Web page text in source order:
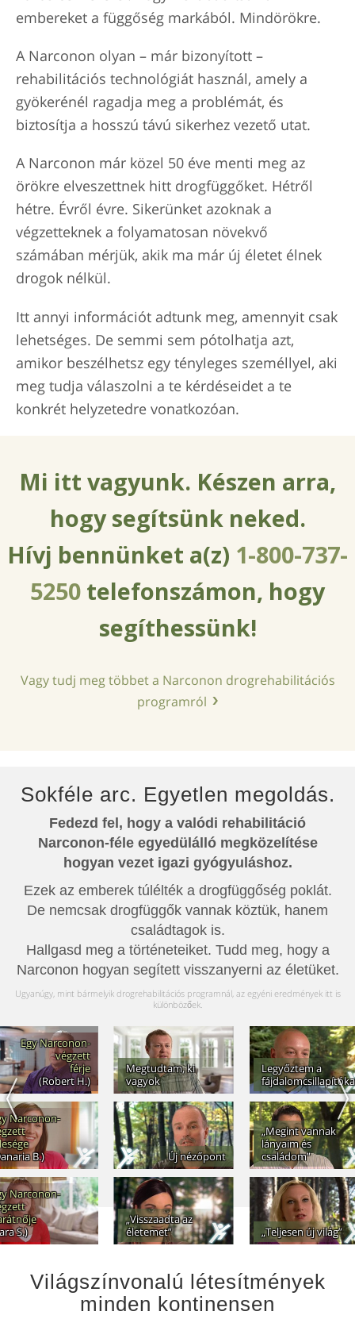
embereket a függőség markából. Mindörökre.
A Narconon olyan – már bizonyított –
rehabilitációs technológiát használ, amely a
gyökerénél ragadja meg a problémát, és
biztosítja a hosszú távú sikerhez vezető utat.
A Narconon már közel 50 éve menti meg az
örökre elveszettnek hitt drogfüggőket. Hétről
hétre. Évről évre. Sikerünket azoknak a
végzetteknek a folyamatosan növekvő
számában mérjük, akik ma már új életet élnek
drogok nélkül.
Itt annyi információt adtunk meg, amennyit csak
lehetséges. De semmi sem pótolhatja azt,
amikor beszélhetsz egy tényleges személlyel, aki
meg tudja válaszolni a te kérdéseidet a te
konkrét helyzetedre vonatkozóan.
Mi itt vagyunk. Készen arra,
hogy segítsünk neked.
Hívj bennünket a(z) 1-800-737-
5250 telefonszámon, hogy
segíthessünk!
Vagy tudj meg többet a Narconon drogrehabilitációs
programról
Sokféle arc. Egyetlen megoldás.
Fedezd fel, hogy a valódi rehabilitáció
Narconon-féle egyedülálló megközelítése
hogyan vezet igazi gyógyuláshoz.
Ezek az emberek túlélték a drogfüggőség poklát.
De nemcsak drogfüggők vannak köztük, hanem
családtagok is.
Hallgasd meg a történeteiket. Tudd meg, hogy a
Narconon hogyan segített visszanyerni az életüket.
Ugyanúgy, mint bármelyik drogrehabilitációs programnál, az egyéni eredmények itt is
különbözőek.
Egy Narconon-
végzett
férje
(Robert H.)
Narconon-
B.)
Narconon-
S.)
Megtudtam, ki
vagyok
Új nézőpont
„Visszaadta az
életemet”
Legyőztem a
„Megint vannak
lányaim és
családom”
„Teljesen új világ”
Világszínvonalú létesítmények
minden kontinensen